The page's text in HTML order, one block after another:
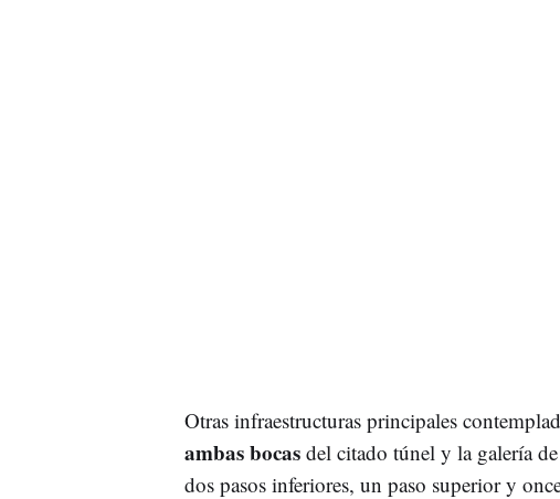
Otras infraestructuras principales
ambas bocasdel citado túnel y la galería
dos pasos inferiores, un paso superior y